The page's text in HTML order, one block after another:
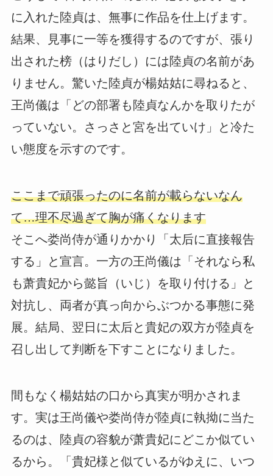
に入れた陸貞は、無事に作品を仕上げます。
結果、見事に一等を獲得するのですが、張り
出された榜（はりだし）には陸貞の名前があ
りません。驚いた陸貞が楊姑姑に尋ねると、
王尚儀は「どの部署も陸貞なんかを取りたが
っていない。さっさと宮を出ていけ」と冷た
い態度を示すのです。
ここまで頑張ったのに名前が載らないなん
て…理不尽過ぎて胸が痛くなります
そこへ娄尚侍が通りかかり「太后に直接報告
する」と宣言。一方の王尚儀は「それなら私
も萧貴妃から懿旨（いじ）を取り付ける」と
対抗し、両者が真っ向からぶつかる事態に発
展。結局、翌日に太后と貴妃の双方が陸貞を
召し出して判断を下すことになりました。
間もなく楊姑姑の口から真実が明かされま
す。実は王尚儀や娄尚侍が陸貞に執拗に当た
るのは、陸貞の容貌が萧貴妃にどこか似てい
るから。「貴妃様と似ているがゆえに、いつ